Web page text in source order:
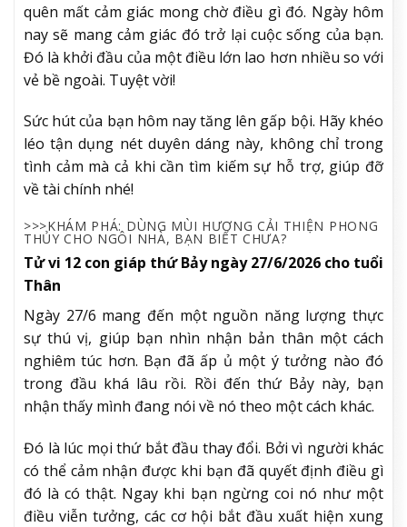
quên mất cảm giác mong chờ điều gì đó. Ngày hôm
nay sẽ mang cảm giác đó trở lại cuộc sống của bạn.
Đó là khởi đầu của một điều lớn lao hơn nhiều so với
vẻ bề ngoài. Tuyệt vời!
Sức hút của bạn hôm nay tăng lên gấp bội. Hãy khéo
léo tận dụng nét duyên dáng này, không chỉ trong
tình cảm mà cả khi cần tìm kiếm sự hỗ trợ, giúp đỡ
về tài chính nhé!
>>>KHÁM PHÁ: DÙNG MÙI HƯƠNG CẢI THIỆN PHONG
THỦY CHO NGÔI NHÀ, BẠN BIẾT CHƯA?
Tử vi 12 con giáp thứ Bảy ngày 27/6/2026 cho tuổi
Thân
Ngày 27/6 mang đến một nguồn năng lượng thực
sự thú vị, giúp bạn nhìn nhận bản thân một cách
nghiêm túc hơn. Bạn đã ấp ủ một ý tưởng nào đó
trong đầu khá lâu rồi. Rồi đến thứ Bảy này, bạn
nhận thấy mình đang nói về nó theo một cách khác.
Đó là lúc mọi thứ bắt đầu thay đổi. Bởi vì người khác
có thể cảm nhận được khi bạn đã quyết định điều gì
đó là có thật. Ngay khi bạn ngừng coi nó như một
điều viễn tưởng, các cơ hội bắt đầu xuất hiện xung